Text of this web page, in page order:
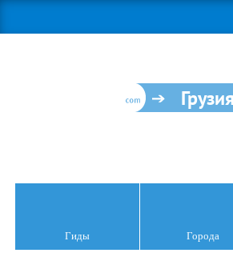
Грузия
Гиды Города